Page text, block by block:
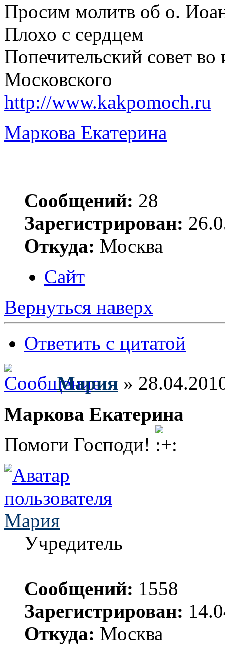
Просим молитв об о.
Плохо с сердцем
Попечительский совет
Московского
http://www.kakpomoch.ru
Маркова Екатерина
Сообщений: 28
Зарегистрирован:
Откуда: Москва
Сайт
Вернуться наверх
Ответить с цитатой
Мария »
Маркова Екатерина
Помоги Господи!
Мария
Учредитель
Сообщений: 1558
Зарегистрирован:
Откуда: Москва